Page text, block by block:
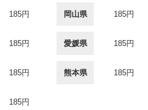
185円 岡山県 185円
185円 愛媛県 185円
185円 熊本県 185円
185円